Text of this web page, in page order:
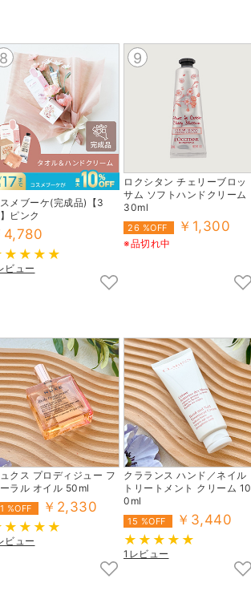
8
メブーケ(完成品)【3
ピンク
4,780
ビュー
9
ロクシタン チェリーブロッ
サム ソフトハンドクリーム
30ml
26 %OFF ￥1,300
※品切れ中
クス プロディジュー フ
ラル オイル 50ml
%OFF ￥2,330
ビュー
クラランス ハンド／ネイル
トリートメント クリーム 10
0ml
15 %OFF ￥3,440
1レビュー